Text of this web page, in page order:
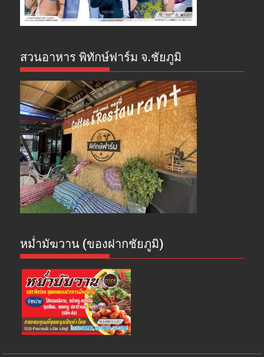
สวนอาหาร พิทักษ์ฟาร์ม จ.ชัยภูมิ
หม่ำมัฆวาน (ของฝากชัยภูมิ)